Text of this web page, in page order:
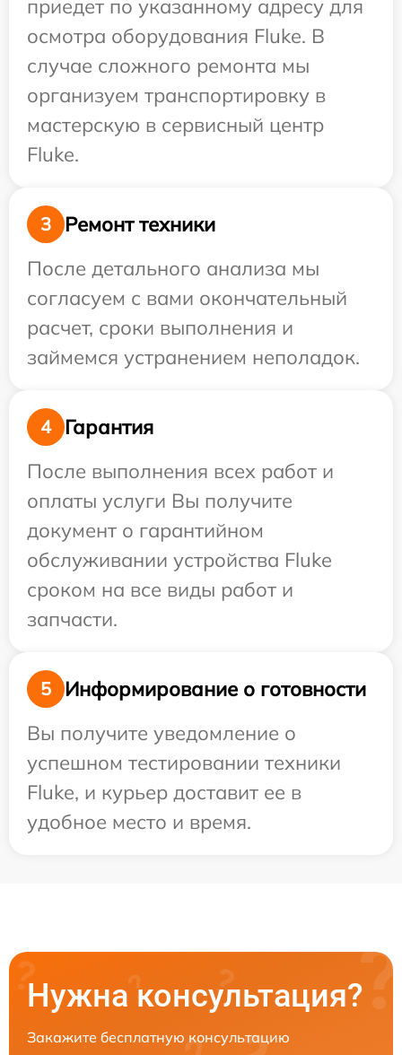
приедет по указанному адресу для
осмотра оборудования Fluke. В
случае сложного ремонта мы
организуем транспортировку в
мастерскую в сервисный центр
Fluke.
3
Ремонт техники
После детального анализа мы
согласуем с вами окончательный
расчет, сроки выполнения и
займемся устранением неполадок.
4
Гарантия
После выполнения всех работ и
оплаты услуги Вы получите
документ о гарантийном
обслуживании устройства Fluke
сроком на все виды работ и
запчасти.
5
Информирование о готовности
Вы получите уведомление о
успешном тестировании техники
Fluke, и курьер доставит ее в
удобное место и время.
Нужна консультация?
Закажите бесплатную консультацию